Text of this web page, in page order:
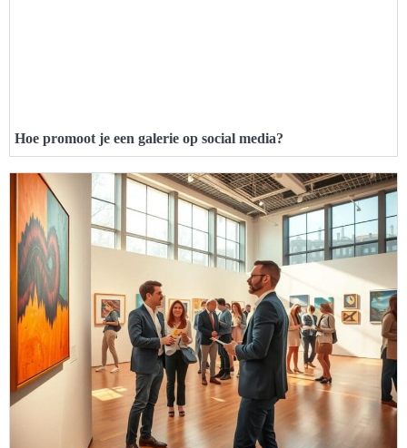
Hoe promoot je een galerie op social media?